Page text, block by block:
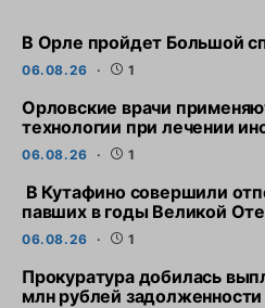
В Орле пройдет Большой
06.08.26 1
Орловские врачи
технологии при лечении
06.08.26 1
В Кутафино совершили
павших в годы Великой
06.08.26 1
Прокуратура добилась
млн рублей задолженности